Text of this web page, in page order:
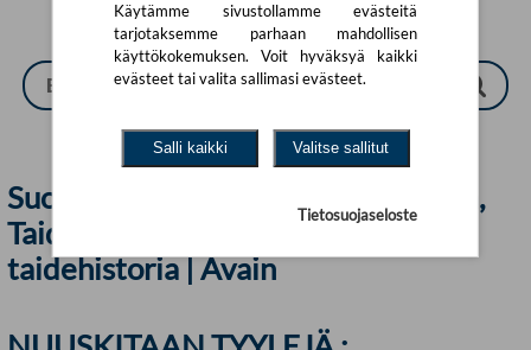
Suomalaiset kirjat, Taiteet. Liikunta,
Taide. Taidehistoria, Yleinen
taidehistoria | Avain
Käytämme sivustollamme evästeitä
tarjotaksemme parhaan mahdollisen
käyttökokemuksen. Voit hyväksyä kaikki
evästeet tai valita sallimasi evästeet.
Salli kaikki Valitse sallitut
Tietosuojaseloste